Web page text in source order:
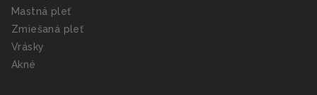
Mastná pleť
Zmiešaná pleť
Vrásky
Akné